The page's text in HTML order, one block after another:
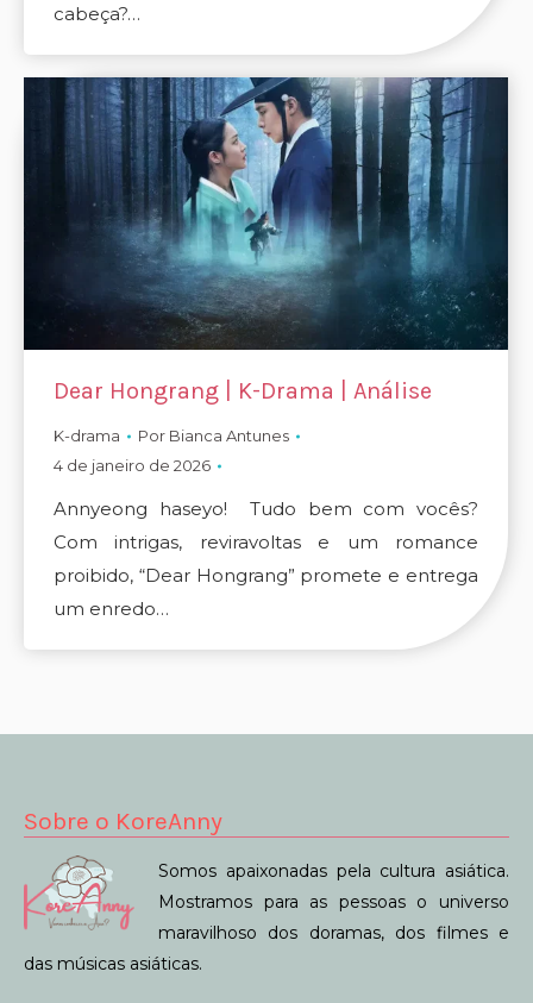
cabeça?…
Dear Hongrang | K-Drama | Análise
K-drama Por Bianca Antunes
4 de janeiro de 2026
Annyeong haseyo! Tudo bem com vocês?
Com intrigas, reviravoltas e um romance
proibido, “Dear Hongrang” promete e entrega
um enredo…
Sobre o KoreAnny
Somos apaixonadas pela cultura asiática.
Mostramos para as pessoas o universo
maravilhoso dos doramas, dos filmes e
das músicas asiáticas.